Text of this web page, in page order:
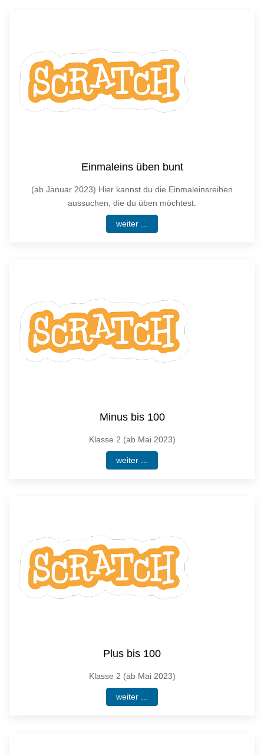
Einmaleins üben bunt
(ab Januar 2023) Hier kannst du die Einmaleinsreihen
aussuchen, die du üben möchtest.
weiter ...
Minus bis 100
Klasse 2 (ab Mai 2023)
weiter ...
Plus bis 100
Klasse 2 (ab Mai 2023)
weiter ...